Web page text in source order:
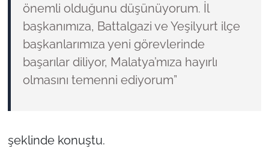
önemli olduğunu düşünüyorum. İl
başkanımıza, Battalgazi ve Yeşilyurt ilçe
başkanlarımıza yeni görevlerinde
başarılar diliyor, Malatya’mıza hayırlı
olmasını temenni ediyorum”
şeklinde konuştu.